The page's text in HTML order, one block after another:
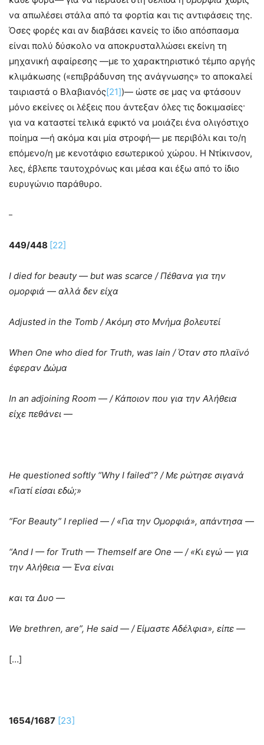
να απωλέσει στάλα από τα φορτία και τις αντιφάσεις της.
Όσες φορές και αν διαβάσει κανείς το ίδιο απόσπασμα
είναι πολύ δύσκολο να αποκρυσταλλώσει εκείνη τη
μηχανική αφαίρεσης —με το χαρακτηριστικό τέμπο αργής
κλιμάκωσης («επιβράδυνση της ανάγνωσης» το αποκαλεί
ταιριαστά ο Βλαβιανός[21])— ώστε σε μας να φτάσουν
μόνο εκείνες οι λέξεις που άντεξαν όλες τις δοκιμασίες·
για να καταστεί τελικά εφικτό να μοιάζει ένα ολιγόστιχο
ποίημα —ή ακόμα και μία στροφή— με περιβόλι και το/η
επόμενο/η με κενοτάφιο εσωτερικού χώρου. Η Ντίκινσον,
λες, έβλεπε ταυτοχρόνως και μέσα και έξω από το ίδιο
ευρυγώνιο παράθυρο.
449/448 [22]
I died for beauty— butwas scarce / Πέθανα για την
ομορφιά — αλλά δεν είχα
Adjusted in the Tomb / Ακόμη στο Μνήμα βολευτεί
When One who died for Truth, was lain /Όταν στο πλαϊνό
έφεραν Δώμα
In an adjoining Room — / Κάποιον που για την Αλήθεια
είχε πεθάνει —
He questioned softly“WhyI failed”? /Με ρώτησε σιγανά
«Γιατί είσαι εδώ;»
“For Beauty” I replied — / «Για την Ομορφιά», απάντησα —
“And I — for Truth — Themselfare One — / «Κι εγώ — για
την Αλήθεια — Ένα είναι
και τα Δυο —
We brethren, are”, He said — /Είμαστε Αδέλφια», είπε —
[…]
1654/1687 [23]